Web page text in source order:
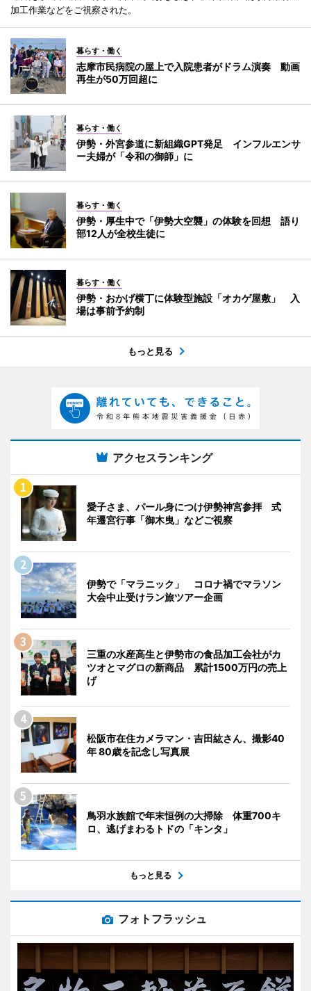
加工作業などをご視察された。
暮らす・働く
志摩市民病院の屋上で入院患者がドラム演奏 動画
再生が50万回超に
暮らす・働く
伊勢・外宮参道に新組織GPT発足 インフルエンサ
ー夫婦が「令和の御師」に
暮らす・働く
伊勢・厚生中で「伊勢大空襲」の体験を回想 語り
部12人が全校生徒に
暮らす・働く
伊勢・おかげ横丁に体験型施設「オカゲ屋敷」 入
場は事前予約制
もっと見る
アクセスランキング
愛子さま、パール身につけ伊勢神宮参拝 式
年遷宮行事「御木曳」などご視察
伊勢で「マラニック」 コロナ禍でマラソン
大会中止受けラン旅ツアー企画
三重の水産高生と伊勢市の食品加工会社がカ
ツオとマグロの新商品 累計1500万円の売上
げ
松阪市在住カメラマン・吉田紘さん、撮影40
年 80歳を記念し写真展
鳥羽水族館で年末恒例の大掃除 体重700キ
ロ、逃げまわるトドの「キンタ」
もっと見る
フォトフラッシュ